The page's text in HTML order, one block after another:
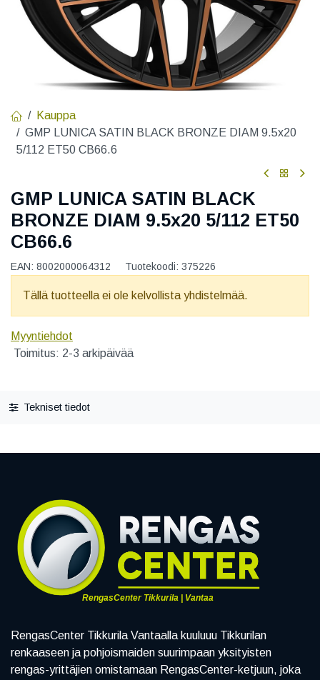
Kauppa
GMP LUNICA SATIN BLACK BRONZE DIAM 9.5x20
5/112 ET50 CB66.6
GMP LUNICA SATIN BLACK
BRONZE DIAM 9.5x20 5/112 ET50
CB66.6
EAN: 8002000064312 Tuotekoodi: 375226
Tällä tuotteella ei ole kelvollista yhdistelmää.
Myyntiehdot
Toimitus: 2-3 arkipäivää
Tekniset tiedot
RengasCenter Tikkurila | Vantaa
RengasCenter Tikkurila Vantaalla kuuluuu Tikkurilan
renkaaseen ja pohjoismaiden suurimpaan yksityisten
rengas-yrittäjien omistamaan RengasCenter-ketjuun, joka